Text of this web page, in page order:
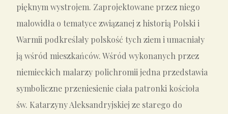
pięknym wystrojem. Zaprojektowane przez niego
malowidła o tematyce związanej z historią Polski i
Warmii podkreślały polskość tych ziem i umacniały
ją wśród mieszkańców. Wśród wykonanych przez
niemieckich malarzy polichromii jedna przedstawia
symboliczne przeniesienie ciała patronki kościoła
św. Katarzyny Aleksandryjskiej ze starego do